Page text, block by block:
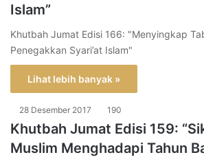
Islam”
Khutbah Jumat Edisi 166: "Menyingkap
Penegakkan Syari’at Islam"
Lihat lebih banyak »
28 Desember 2017 190
Khutbah Jumat Edisi 159:
Muslim Menghadapi Tahun